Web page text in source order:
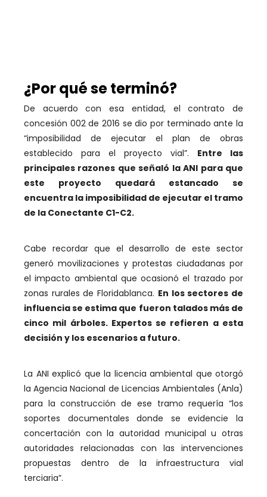
¿Por qué se terminó?
De acuerdo con esa entidad, el contrato de
concesión 002 de 2016 se dio por terminado ante la
“imposibilidad de ejecutar el plan de obras
establecido para el proyecto vial”. Entre las
principales razones que señaló la ANI para que
este proyecto quedará estancado se
encuentra la imposibilidad de ejecutar el tramo
de la Conectante C1-C2.
Cabe recordar que el desarrollo de este sector
generó movilizaciones y protestas ciudadanas por
el impacto ambiental que ocasionó el trazado por
zonas rurales de Floridablanca. En los sectores de
influencia se estima que fueron talados más de
cinco mil árboles. Expertos se refieren a esta
decisión y los escenarios a futuro.
La ANI explicó que la licencia ambiental que otorgó
la Agencia Nacional de Licencias Ambientales (Anla)
para la construcción de ese tramo requería “los
soportes documentales donde se evidencie la
concertación con la autoridad municipal u otras
autoridades relacionadas con las intervenciones
propuestas dentro de la infraestructura vial
terciaria”.